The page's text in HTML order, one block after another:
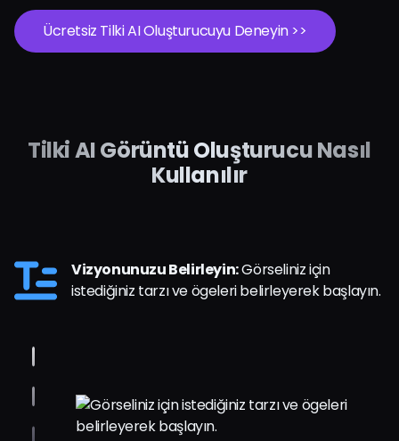
Ücretsiz Tilki AI Oluşturucuyu Deneyin >>
Tilki AI Görüntü Oluşturucu Nasıl
Kullanılır
Vizyonunuzu Belirleyin:Görseliniz için
istediğiniz tarzı ve ögeleri belirleyerek başlayın.